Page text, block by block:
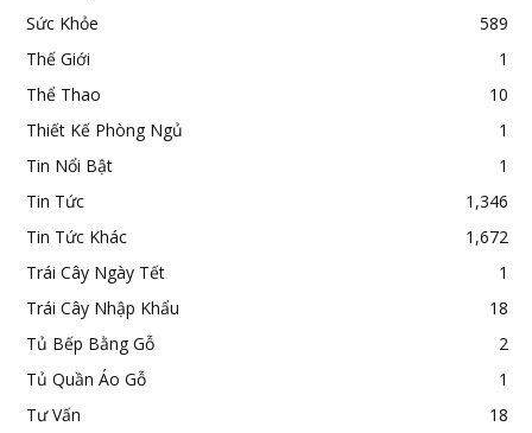
Sức Khỏe
589
Thế Giới
1
Thể Thao
10
Thiết Kế Phòng Ngủ
1
Tin Nổi Bật
1
Tin Tức
1,346
Tin Tức Khác
1,672
Trái Cây Ngày Tết
1
Trái Cây Nhập Khẩu
18
Tủ Bếp Bằng Gỗ
2
Tủ Quần Áo Gỗ
1
Tư Vấn
18